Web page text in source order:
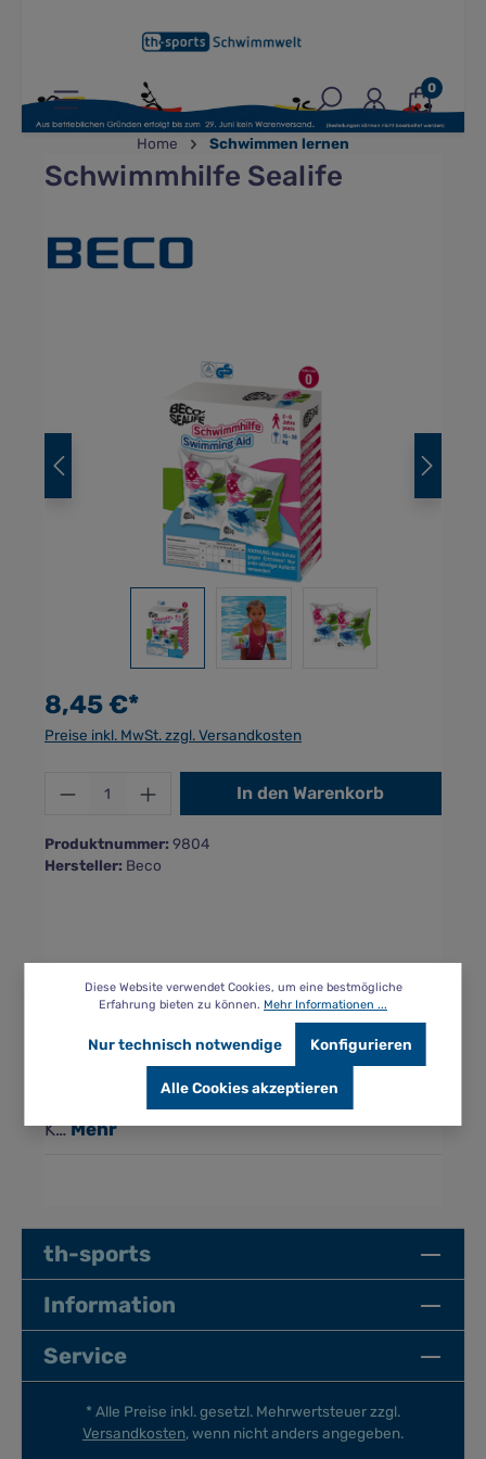
0
Home Schwimmen lernen
Schwimmhilfe Sealife
8,45 €*
Preise inkl. MwSt. zzgl. Versandkosten
Produkt Anzahl: Gib den gewünschten
In den Warenkorb
Produktnummer: 9804
Hersteller: Beco
Beschreibung
Schwimmen lernen leicht gemacht mit Beco
mit Doppelkammer-System sind ein echter
K…Mehr
th-sports
Information
Service
* Alle Preise inkl. gesetzl. Mehrwertsteuer zzgl.
Versandkosten, wenn nicht anders angegeben.
Diese Website verwendet Cookies, um eine bestmögliche
Erfahrung bieten zu können. Mehr Informationen ...
Nur technisch notwendige Konfigurieren
Alle Cookies akzeptieren